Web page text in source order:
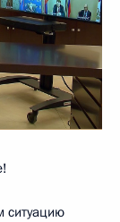
ситуацию